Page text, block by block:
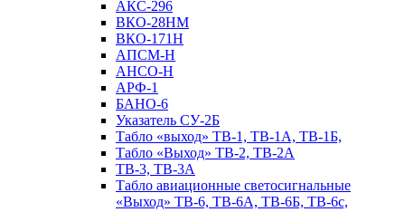
АКС-296
ВКО-28НМ
ВКО-171Н
АПСМ-Н
АНСО-Н
АРФ-1
БАНО-6
Указатель СУ-2Б
Табло «выход» ТВ-1, ТВ-1А, ТВ-1Б,
Табло «Выход» ТВ-2, ТВ-2А
ТВ-3, ТВ-3А
Табло авиационные светосигнальные
«Выход» ТВ-6, ТВ-6А, ТВ-6Б, ТВ-6с,